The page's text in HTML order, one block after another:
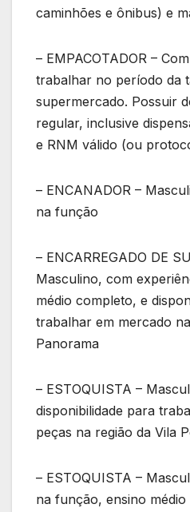
caminhões e ônibus) e
– EMPACOTADOR –
trabalhar no período da
supermercado. Possuir
regular, inclusive
e RNM válido (ou
– ENCANADOR –
na função
– ENCARREGADO DE
Masculino, com
médio completo, e
trabalhar em mercado
Panorama
– ESTOQUISTA –
disponibilidade para
peças na região da Vila
– ESTOQUISTA –
na função, ensino